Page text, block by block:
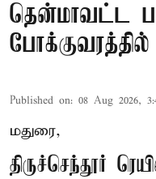
தென்மாவட்ட
Published on: 08 Aug 2026,
மதுரை,
திருச்செந்தூர்